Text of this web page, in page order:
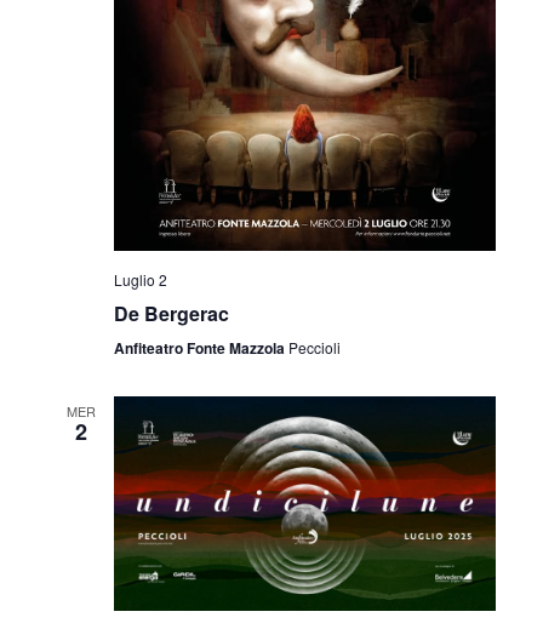
Luglio 2
De Bergerac
Anfiteatro Fonte Mazzola Peccioli
MER
2